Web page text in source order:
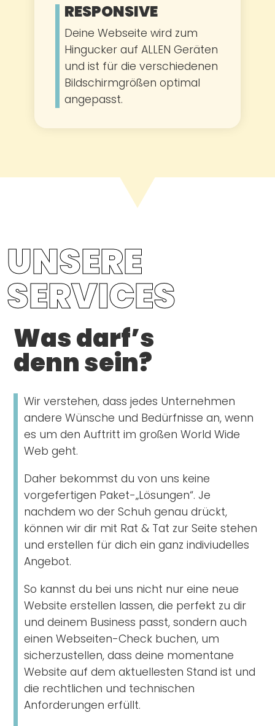
RESPONSIVE
Deine Webseite wird zum
Hingucker auf ALLEN Geräten
und ist für die verschiedenen
Bildschirmgrößen optimal
angepasst.
UNSERE
SERVICES
Was darf’s
denn sein?
Wir verstehen, dass jedes Unternehmen
andere Wünsche und Bedürfnisse an, wenn
es um den Auftritt im großen World Wide
Web geht.
Daher bekommst du von uns keine
vorgefertigen Paket-„Lösungen“. Je
nachdem wo der Schuh genau drückt,
können wir dir mit Rat & Tat zur Seite stehen
und erstellen für dich ein ganz indiviudelles
Angebot.
So kannst du bei uns nicht nur eine neue
Website erstellen lassen, die perfekt zu dir
und deinem Business passt, sondern auch
einen Webseiten-Check buchen, um
sicherzustellen, dass deine momentane
Website auf dem aktuellesten Stand ist und
die rechtlichen und technischen
Anforderungen erfüllt.